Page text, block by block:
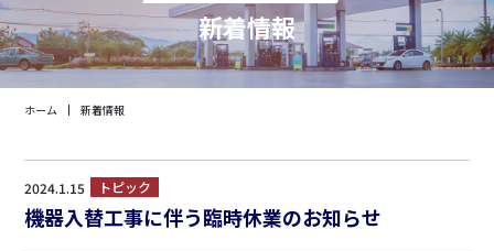
新着情報
ホーム 新着情報
2024.1.15 トピック
機器入替工事に伴う臨時休業のお知らせ